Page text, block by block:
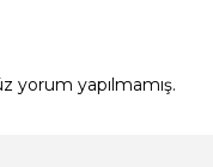
yorum yapılmamış.